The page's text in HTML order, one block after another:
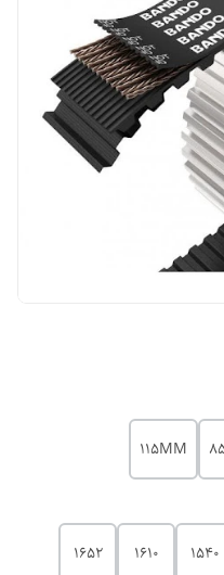
115MM
1540
1610
1652